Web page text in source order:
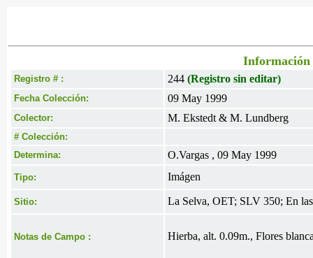
Información
Registro # : 244 (Registro sin editar)
Fecha Colección: 09 May 1999
Colector: M. Ekstedt & M. Lundberg
# Colección:
Determina:
O.Vargas , 09 May 1999
Tipo: Imágen
Sitio: La Selva, OET; SLV 350; En
Notas de Campo : Hierba, alt. 0.09m., Flores